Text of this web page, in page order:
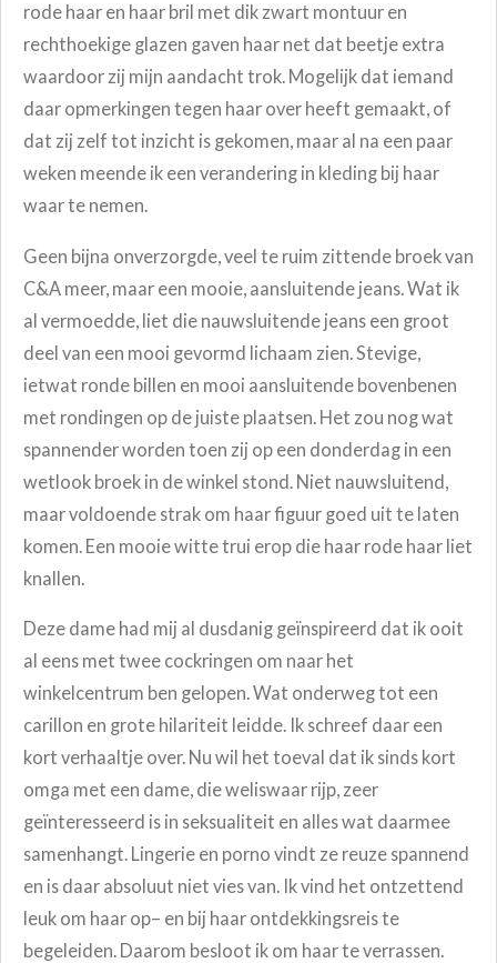
rode haar en haar bril met dik zwart montuur en
rechthoekige glazen gaven haar net dat beetje extra
waardoor zij mijn aandacht trok. Mogelijk dat iemand
daar opmerkingen tegen haar over heeft gemaakt, of
dat zij zelf tot inzicht is gekomen, maar al na een paar
weken meende ik een verandering in kleding bij haar
waar te nemen.
Geen bijna onverzorgde, veel te ruim zittende broek van
C&A meer, maar een mooie, aansluitende jeans. Wat ik
al vermoedde, liet die nauwsluitende jeans een groot
deel van een mooi gevormd lichaam zien. Stevige,
ietwat ronde billen en mooi aansluitende bovenbenen
met rondingen op de juiste plaatsen. Het zou nog wat
spannender worden toen zij op een donderdag in een
wetlook broek in de winkel stond. Niet nauwsluitend,
maar voldoende strak om haar figuur goed uit te laten
komen. Een mooie witte trui erop die haar rode haar liet
knallen.
Deze dame had mij al dusdanig geïnspireerd dat ik ooit
al eens met twee cockringen om naar het
winkelcentrum ben gelopen. Wat onderweg tot een
carillon en grote hilariteit leidde. Ik schreef daar een
kort verhaaltje over. Nu wil het toeval dat ik sinds kort
omga met een dame, die weliswaar rijp, zeer
geïnteresseerd is in seksualiteit en alles wat daarmee
samenhangt. Lingerie en porno vindt ze reuze spannend
en is daar absoluut niet vies van. Ik vind het ontzettend
leuk om haar op– en bij haar ontdekkingsreis te
begeleiden. Daarom besloot ik om haar te verrassen.